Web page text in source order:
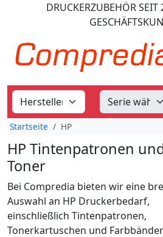
DRUCKERZUBEHÖRSEIT
Startseite HP
HP Tintenpatronen
Toner
Bei Compredia bieten wir eine
Auswahl an HP Druckerbedarf,
einschließlich Tintenpatronen,
Tonerkartuschen und